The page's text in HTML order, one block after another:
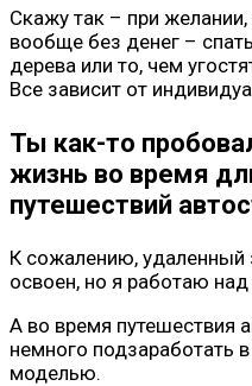
Скажу так – при
вообще без денег –
дерева или то, чем
Все зависит от
Ты как-то
жизнь во время
путешествий
К сожалению,
освоен, но я работаю
А во время путешествия
немного подзаработать
моделью.